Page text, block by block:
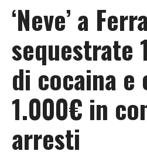
‘Neve’ a
sequestrate
di cocaina e
1.000€ in
arresti